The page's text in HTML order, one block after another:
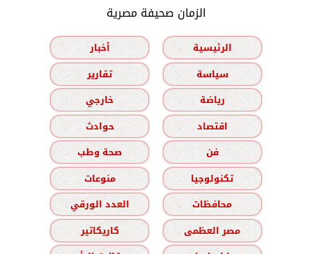
الزمان صحيفة مصرية
الرئيسية
أخبار
سياسة
تقارير
رياضة
خارجي
اقتصاد
حوادث
فن
صحة وطب
تكنولوجيا
منوعات
محافظات
العدد الورقي
مصر العظمى
كاريكاتير